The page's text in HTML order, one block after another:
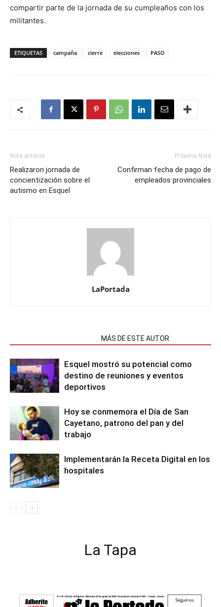
compartir parte de la jornada de su cumpleaños con los
militantes.
ETIQUETAS campaña cierre elecciones PASO
Nota anterior
Realizaron jornada de
concientización sobre el
autismo en Esquel
Próxima Nota
Confirman fecha de pago de
empleados provinciales
LaPortada
MÁS DE ESTE AUTOR
Esquel mostró su potencial como
destino de reuniones y eventos
deportivos
Hoy se conmemora el Día de San
Cayetano, patrono del pan y del
trabajo
Implementarán la Receta Digital en los
hospitales
La Tapa